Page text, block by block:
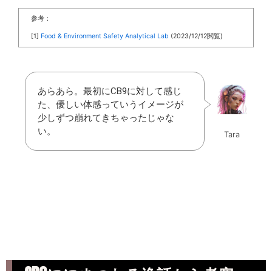
参考：
[1] Food & Environment Safety Analytical Lab (2023/12/12閲覧)
あらあら。最初にCB9に対して感じ
た、優しい体感っていうイメージが
少しずつ崩れてきちゃったじゃな
い。
Tara